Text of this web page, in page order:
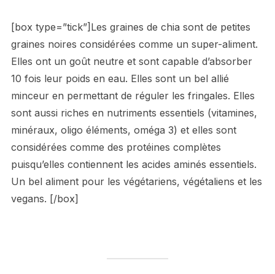
[box type=”tick”]Les graines de chia sont de petites
graines noires considérées comme un super-aliment.
Elles ont un goût neutre et sont capable d’absorber
10 fois leur poids en eau. Elles sont un bel allié
minceur en permettant de réguler les fringales. Elles
sont aussi riches en nutriments essentiels (vitamines,
minéraux, oligo éléments, oméga 3) et elles sont
considérées comme des protéines complètes
puisqu’elles contiennent les acides aminés essentiels.
Un bel aliment pour les végétariens, végétaliens et les
vegans. [/box]